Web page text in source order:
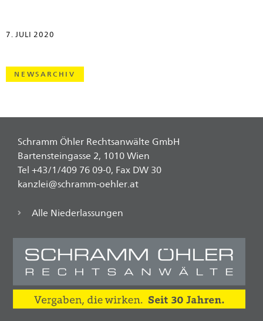
7. JULI 2020
NEWSARCHIV
Schramm Öhler Rechtsanwälte GmbH
Bartensteingasse 2, 1010 Wien
Tel +43/1/409 76 09-0, Fax DW 30
kanzlei@schramm-oehler.at
Alle Niederlassungen